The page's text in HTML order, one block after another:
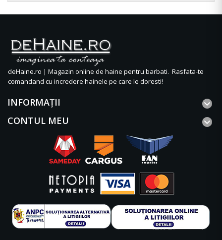
deHaine.ro | Magazin online de haine pentru barbati. Rasfata-te
comandand cu incredere hainele pe care le doresti!
INFORMAŢII
CONTUL MEU